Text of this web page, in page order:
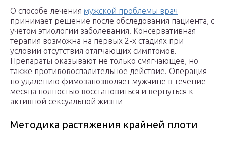
О способе лечения мужской проблемы врач
принимает решение после обследования пациента, с
учетом этиологии заболевания. Консервативная
терапия возможна на первых 2-х стадиях при
условии отсутствия отягчающих симптомов.
Препараты оказывают не только смягчающее, но
также противовоспалительное действие. Операция
по удалению фимозапозволяет мужчине в течение
месяца полностью восстановиться и вернуться к
активной сексуальной жизни
Методика растяжения крайней плоти